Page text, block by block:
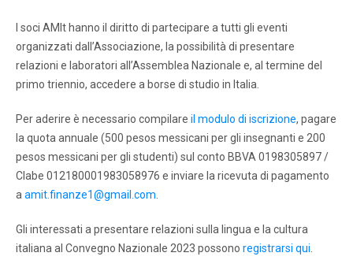
I soci AMIt hanno il diritto di partecipare a tutti gli eventi
organizzati dall’Associazione, la possibilità di presentare
relazioni e laboratori all’Assemblea Nazionale e, al termine del
primo triennio, accedere a borse di studio in Italia.
Per aderire è necessario compilare il modulo di iscrizione, pagare
la quota annuale (500 pesos messicani per gli insegnanti e 200
pesos messicani per gli studenti) sul conto BBVA 0198305897 /
Clabe 012180001983058976 e inviare la ricevuta di pagamento
a amit.finanze1@gmail.com
Gli interessati a presentare relazioni sulla lingua e la cultura
italiana al Convegno Nazionale 2023 possono registrarsi qui